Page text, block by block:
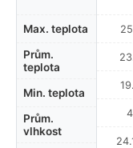
Max. teplota
Prům.
teplota
Min. teplota
Prům.
vlhkost